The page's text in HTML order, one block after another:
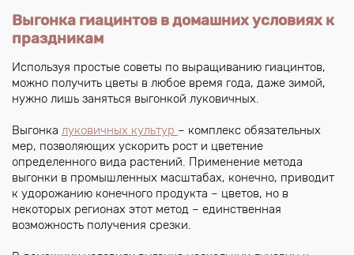
Выгонка гиацинтов в домашних условиях к
праздникам
Используя простые советы по выращиванию гиацинтов,
можно получить цветы в любое время года, даже зимой,
нужно лишь заняться выгонкой луковичных.
Выгонка луковичных культур – комплекс обязательных
мер, позволяющих ускорить рост и цветение
определенного вида растений. Применение метода
выгонки в промышленных масштабах, конечно, приводит
к удорожанию конечного продукта – цветов, но в
некоторых регионах этот метод – единственная
возможность получения срезки.